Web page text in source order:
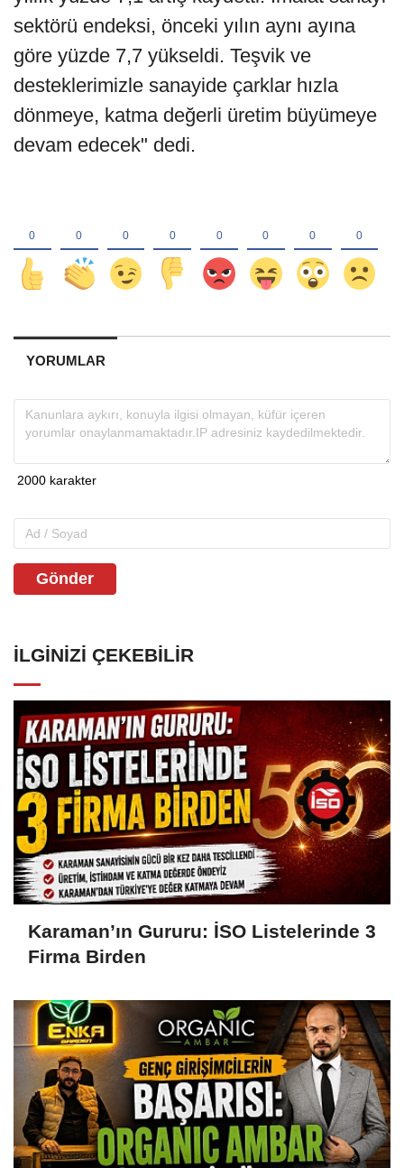
sektörü endeksi, önceki yılın aynı ayına
göre yüzde 7,7 yükseldi. Teşvik ve
desteklerimizle sanayide çarklar hızla
dönmeye, katma değerli üretim büyümeye
devam edecek" dedi.
YORUMLAR
Gönder
İLGINIZI ÇEKEBILIR
Karaman’ın Gururu: İSO Listelerinde 3
Firma Birden